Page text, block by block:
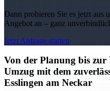
Dann probieren Sie es jetzt aus
Angebot an – ganz
Jetzt Anfrage starten
Von der Planung bis zur
Umzug mit dem
Esslingen am Neckar